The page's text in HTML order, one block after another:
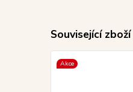
Související zboží
Akce